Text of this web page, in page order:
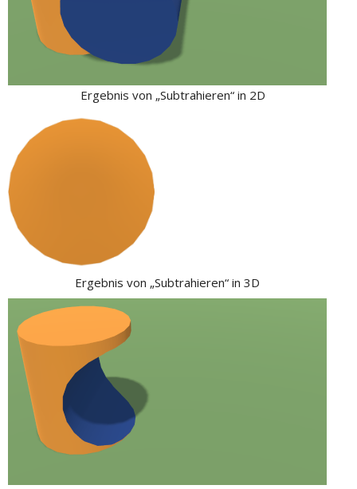
Ergebnis von „Subtrahieren“ in 2D
Ergebnis von „Subtrahieren“ in 3D